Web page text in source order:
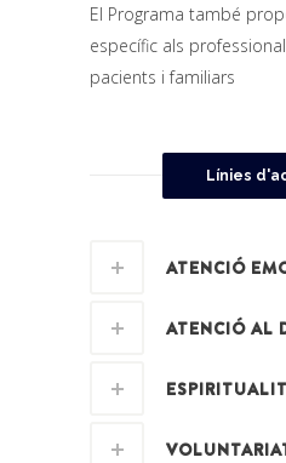
El Programa també
específic als
pacients i familiars
Línies
ATENCIÓ
ATENCIÓ AL